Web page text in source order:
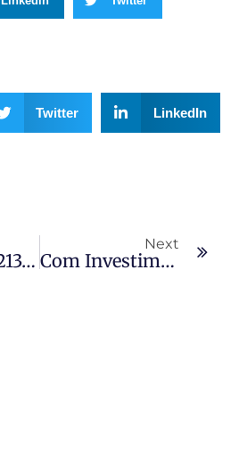
Twitter LinkedIn
Brasil Tem 213,4 Milhões De Habitantes, Diz IBGE
Next
Com Investimento De R$ 4,9 Milhões, GDF Reinaugura 10ª DP Do Lago Sul Reformada